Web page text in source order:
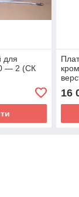
для
— 2 (СК
16